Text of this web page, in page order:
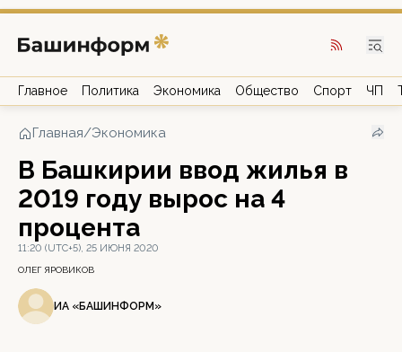
Главное Политика Экономика Общество Спорт ЧП
Главная/Экономика
В Башкирии ввод жилья в
2019 году вырос на 4
процента
11:20 (UTC+5), 25 ИЮНЯ 2020
ОЛЕГ ЯРОВИКОВ
ИА «БАШИНФОРМ»